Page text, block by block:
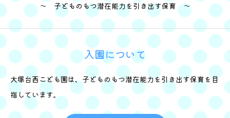
～ 子どものもつ潜在能力を引き出す保育 ～
入園について
大塚台西こども園は、子どものもつ潜在能力を引き出す保育を目
指しています。